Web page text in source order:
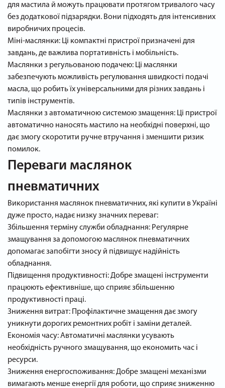
для мастила й можуть працювати протягом тривалого часу
без додаткової підзарядки. Вони підходять для інтенсивних
виробничих процесів.
Міні-маслянки: Ці компактні пристрої призначені для
завдань, де важлива портативність і мобільність.
Маслянки з регульованою подачею: Ці маслянки
забезпечують можливість регулювання швидкості подачі
масла, що робить їх універсальними для різних завдань і
типів інструментів.
Маслянки з автоматичною системою змащення: Ці пристрої
автоматично наносять мастило на необхідні поверхні, що
дає змогу скоротити ручне втручання і зменшити ризик
помилок.
Переваги маслянок
пневматичних
Використання маслянок пневматичних, які купити в Україні
дуже просто, надає низку значних переваг:
Збільшення терміну служби обладнання: Регулярне
змащування за допомогою маслянок пневматичних
допомагає запобігти зносу й підвищує надійність
обладнання.
Підвищення продуктивності: Добре змащені інструменти
працюють ефективніше, що сприяє збільшенню
продуктивності праці.
Зниження витрат: Профілактичне змащення дає змогу
уникнути дорогих ремонтних робіт і заміни деталей.
Економія часу: Автоматичні маслянки усувають
необхідність ручного змащування, що економить час і
ресурси.
Зниження енергоспоживання: Добре змащені механізми
вимагають менше енергії для роботи, що сприяє зниженню